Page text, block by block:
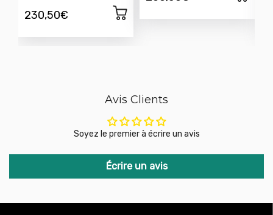
230,50€
Avis Clients
Soyez le premier à écrire un avis
Écrire un avis